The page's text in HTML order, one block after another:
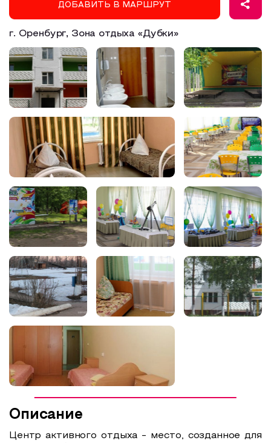
Аттестованные экскурсоводы
Маршруты от экскурсоводов
Все маршруты
Доступная среда
ДОБАВИТЬ В МАРШРУТ
г. Оренбург, Зона отдыха «Дубки»
Описание
Центр активного отдыха - место, созданное для